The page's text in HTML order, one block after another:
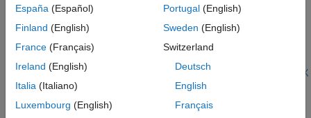
Online State Estimation Using Identified Linear Models
Generate the state-transition and measurement functions for
online state and output estimation using linear identification
techniques.
ライブ スクリプトを開く
Online State Estimation Using Identified Nonlinear
España (Español)
Finland (English)
France (Français)
Ireland (English)
Italia (Italiano)
Luxembourg (English)
Portugal(English)
Sweden (English)
Switzerland
Deutsch
English
Français